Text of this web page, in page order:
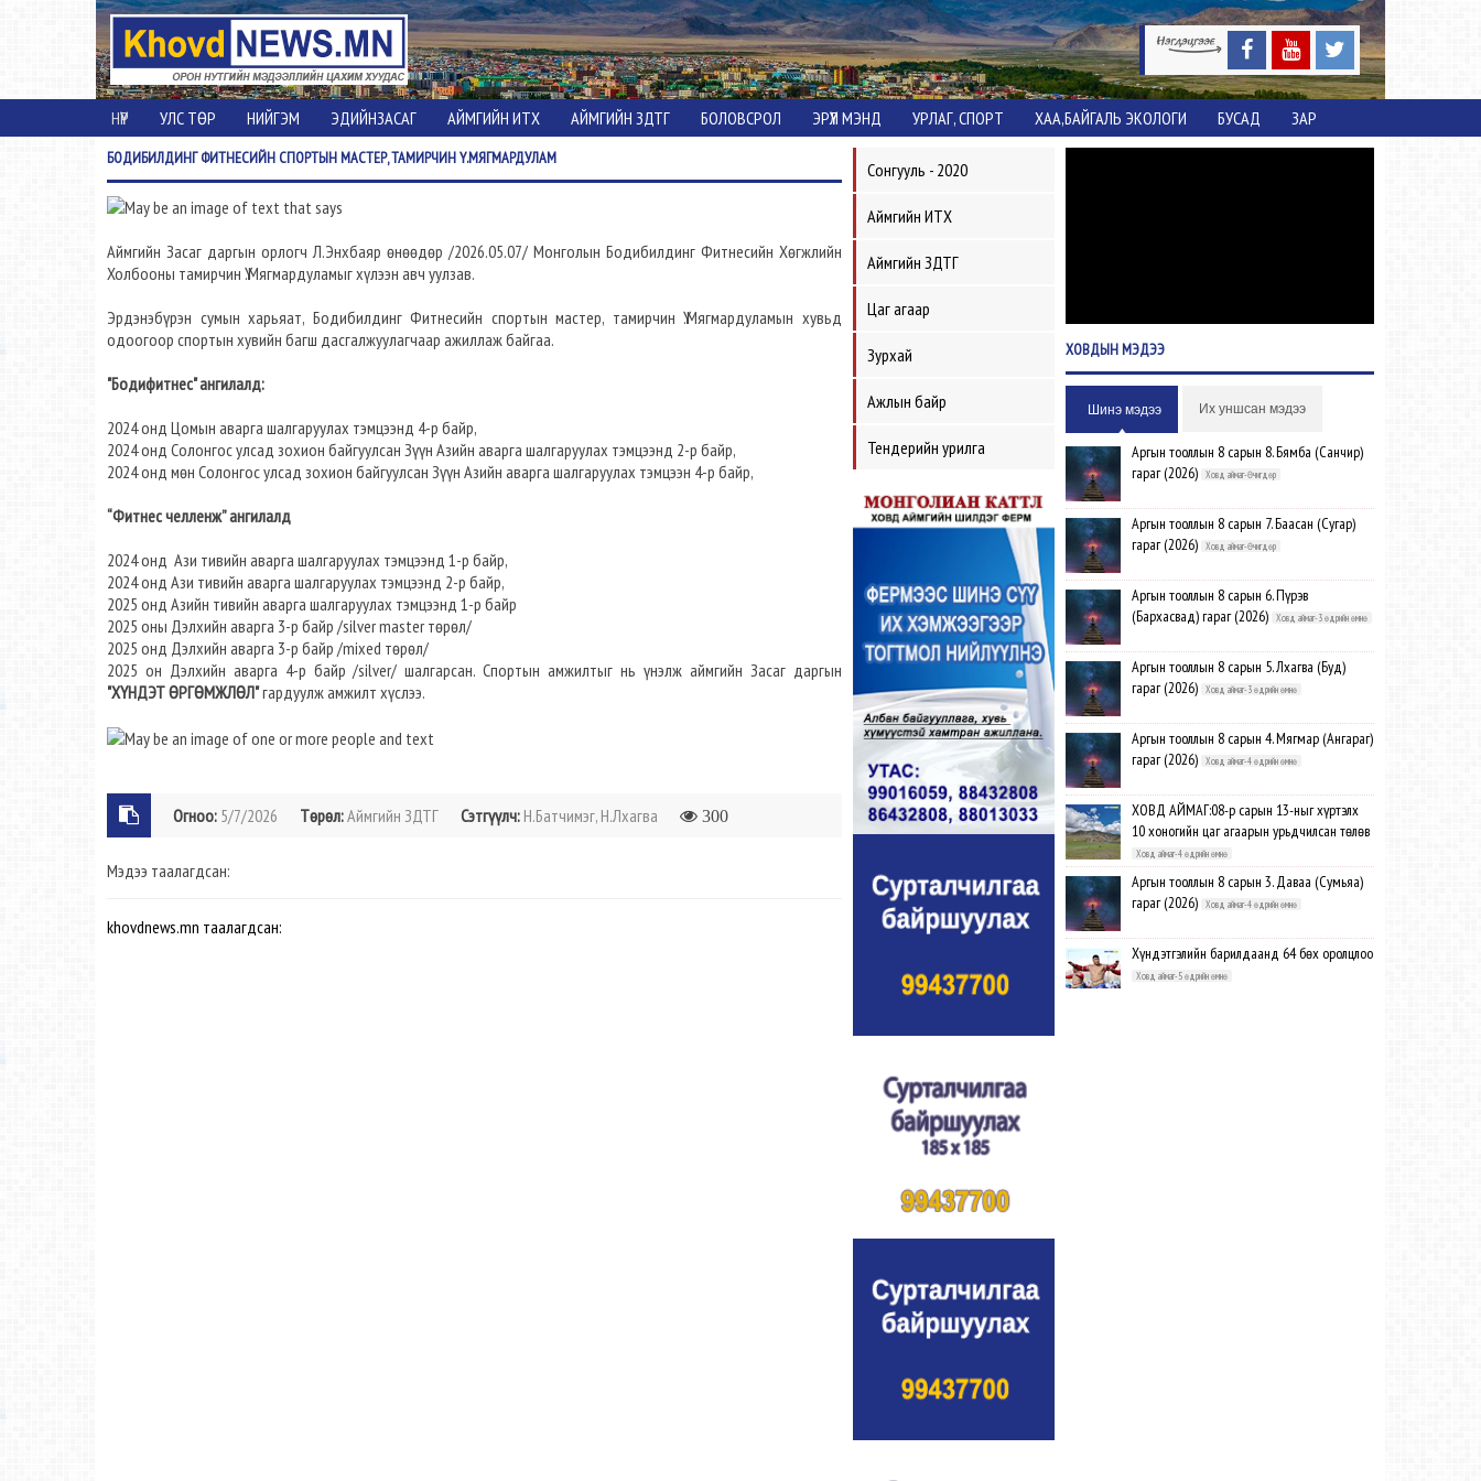
НҮҮР УЛС ТӨР НИЙГЭМ ЭДИЙНЗАСАГ АЙМГИЙН ИТХ АЙМГИЙН ЗДТГ БОЛОВСРОЛ ЭРҮҮЛ МЭНД УРЛАГ, СПОРТ ХАА,БАЙГАЛЬ ЭКОЛОГИ БУСАД ЗАР
БОДИБИЛДИНГФИТНЕСИЙН СПОРТЫН МАСТЕР, ТАМИРЧИН Ү.МЯГМАРДУЛАМ
Аймгийн Засаг даргын орлогч Л.Энхбаяр өнөөдөр /2026.05.07/ Монголын Бодибилдинг Фитнесийн Хөгжлийн
Холбооны тамирчин Ү.Мягмардуламыг хүлээн авч уулзав.
Эрдэнэбүрэн сумын харьяат, Бодибилдинг Фитнесийн спортын мастер, тамирчин Ү.Мягмардуламын хувьд
одоогоор спортын хувийн багш дасгалжуулагчаар ажиллаж байгаа.
"Бодифитнес" ангилалд:
2024 oнд Цомын аварга шалгаруулах тэмцээнд 4-р байр,
2024 онд Солонгос улсад зохион байгуулсан Зүүн Азийн аварга шалгаруулах тэмцээнд 2-р байр,
2024 онд мөн Солонгос улсад зохион байгуулсан Зүүн Азийн аварга шалгаруулах тэмцээн 4-р байр,
“Фитнес челленж” ангилалд
2024 онд Ази тивийн аварга шалгаруулах тэмцээнд 1-р байр,
2024 онд Ази тивийн аварга шалгаруулах тэмцээнд 2-р байр,
2025 онд Азийн тивийн аварга шалгаруулах тэмцээнд 1-р байр
2025 оны Дэлхийн аварга 3-р байр /silver master төрөл/
2025 онд Дэлхийн аварга 3-р байр /mixed төрөл/
2025 он Дэлхийн аварга 4-р байр /silver/ шалгарсан. Спортын амжилтыг нь үнэлж аймгийн Засаг даргын
"ХҮНДЭТ ӨРГӨМЖЛӨЛ"гардуулж амжилт хүслээ.
Огноо: 5/7/2026 Төрөл:Аймгийн ЗДТГ Сэтгүүлч: Н.Батчимэг, Н.Лхагва 300
Мэдээ таалагдсан:
khovdnews.mn таалагдсан:
Сонгууль - 2020
Аймгийн ИТХ
Аймгийн ЗДТГ
Цаг агаар
Зурхай
Ажлын байр
Тендерийн урилга
ХОВДЫНМЭДЭЭ
Шинэ мэдээ Их уншсан мэдээ
Аргын тооллын 8 сарын 8. Бямба (Санчир)
гараг (2026)
Ховд аймаг-Өчигдөр
Аргын тооллын 8 сарын 7. Баасан (Сугар)
гараг (2026)
Ховд аймаг-Өчигдөр
Аргын тооллын 8 сарын 6. Пүрэв
(Бархасвад) гараг (2026)
Ховд аймаг-3 өдрийн өмнө
Аргын тооллын 8 сарын 5. Лхагва (Буд)
гараг (2026)
Ховд аймаг-3 өдрийн өмнө
Аргын тооллын 8 сарын 4. Мягмар (Ангараг)
гараг (2026)
Ховд аймаг-4 өдрийн өмнө
ХОВД АЙМАГ:08-р сарын 13-ныг хүртэлх
10 хоногийн цаг агаарын урьдчилсан төлөв
Ховд аймаг-4 өдрийн өмнө
Аргын тооллын 8 сарын 3. Даваа (Сумьяа)
гараг (2026)
Ховд аймаг-4 өдрийн өмнө
Хүндэтгэлийн барилдаанд 64 бөх оролцлоо
Ховд аймаг-5 өдрийн өмнө